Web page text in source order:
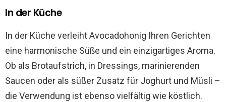
In der Küche
In der Küche verleiht Avocadohonig Ihren Gerichten
eine harmonische Süße und ein einzigartiges Aroma.
Ob als Brotaufstrich, in Dressings, marinierenden
Saucen oder als süßer Zusatz für Joghurt und Müsli –
die Verwendung ist ebenso vielfältig wie köstlich.